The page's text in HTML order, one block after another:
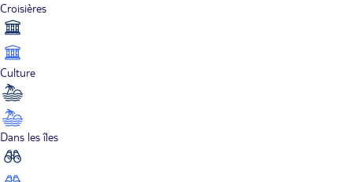
Croisières
Culture
Dans les îles